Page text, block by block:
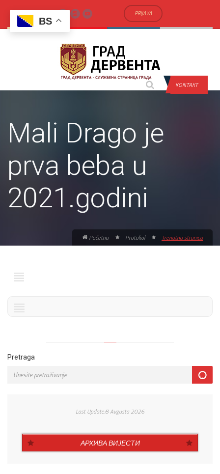
PRIJAVA
KONTAKT
Mali Drago je
prva beba u
2021.godini
Početna Protokol Trenutna stranica
Pretraga
Last Update:8 Avgusta 2026
АРХИВА ВИЈЕСТИ
BS